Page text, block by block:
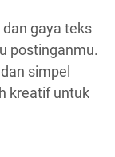
gaya teks
postinganmu.
simpel
kreatif untuk